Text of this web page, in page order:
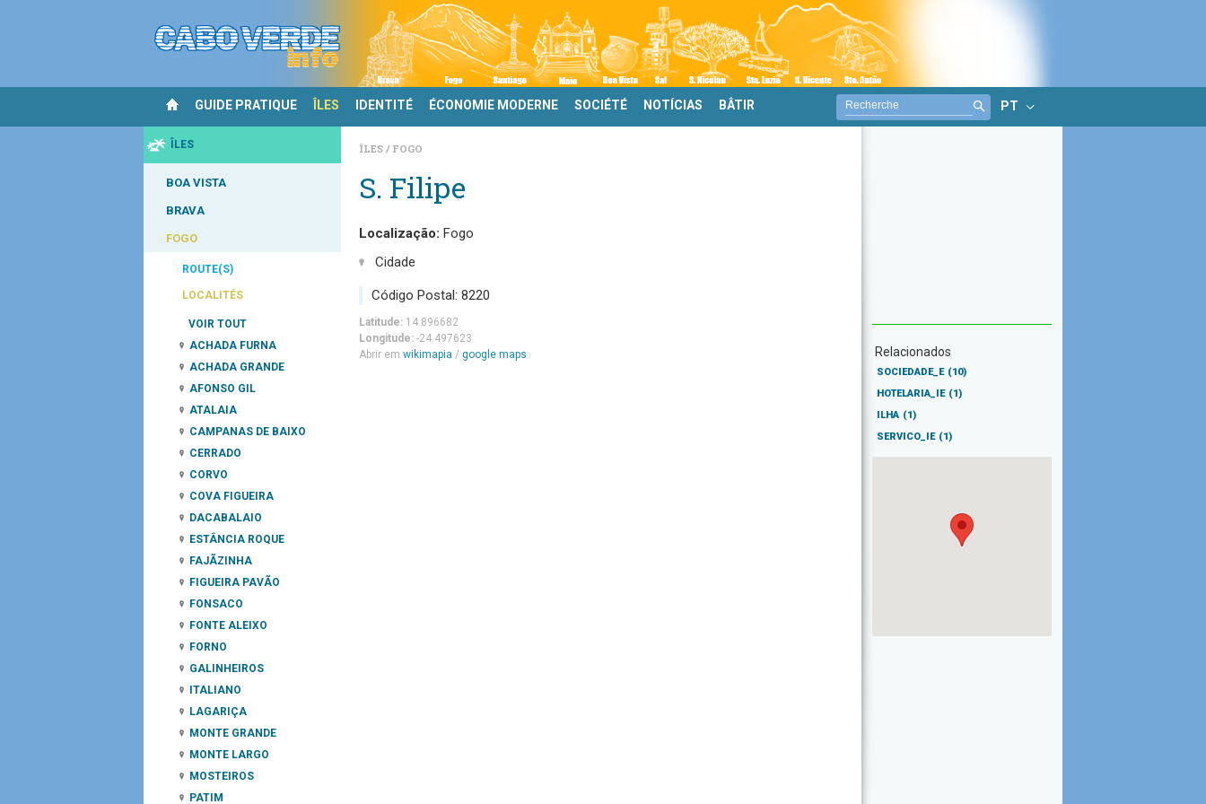
GUIDE PRATIQUE ÎLES IDENTITÉ ÉCONOMIE MODERNE SOCIÉTÉ NOTÍCIAS BÂTIR PT
ÎLES
BOA VISTA
BRAVA
FOGO
ROUTE(S)
LOCALITÉS
VOIR TOUT
ACHADA FURNA
ACHADA GRANDE
AFONSO GIL
ATALAIA
CAMPANAS DE BAIXO
CERRADO
CORVO
COVA FIGUEIRA
DACABALAIO
ESTÂNCIA ROQUE
FAJÃZINHA
FIGUEIRA PAVÃO
FONSACO
FONTE ALEIXO
FORNO
GALINHEIROS
ITALIANO
LAGARIÇA
MONTE GRANDE
MONTE LARGO
MOSTEIROS
PATIM
ÎLES FOGO
S. Filipe
Localização: Fogo
Cidade
Código Postal: 8220
Latitude: 14.896682
Longitude: -24.497623
Abrir em wikimapia / google maps Relacionados
SOCIEDADE_E (10)
HOTELARIA_IE (1)
ILHA (1)
SERVICO_IE (1)